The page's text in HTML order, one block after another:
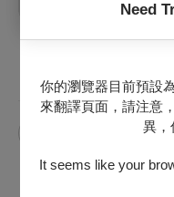
Need
你的瀏覽器目前預設
來翻譯頁面，請注意
異，
It seems like your